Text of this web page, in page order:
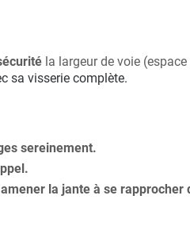
la largeur de voie
sa visserie complète.
sereinement.
la jante à se rapprocher